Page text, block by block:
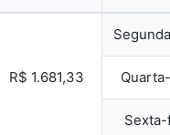
R$ 1.681,33